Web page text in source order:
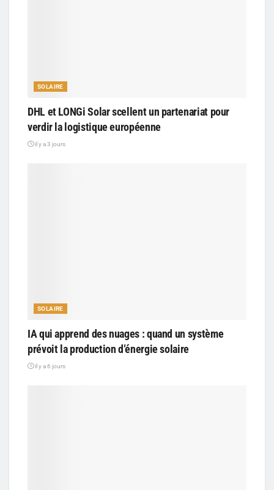
SOLAIRE
DHL et LONGi Solar scellent un partenariat pour
verdir la logistique européenne
il y a 3 jours
SOLAIRE
IA qui apprend des nuages : quand un système
prévoit la production d’énergie solaire
il y a 6 jours